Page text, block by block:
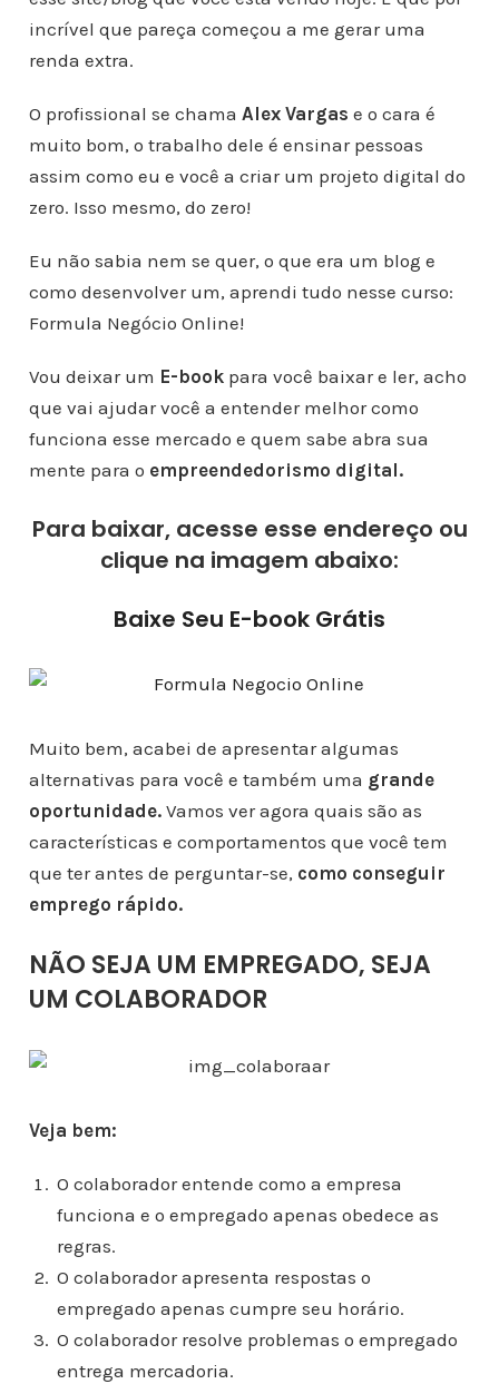
incrível que pareça começou a me gerar uma
renda extra.
O profissional se chama Alex Vargas e o cara é
muito bom, o trabalho dele é ensinar pessoas
assim como eu e você a criar um projeto digital do
zero. Isso mesmo, do zero!
Eu não sabia nem se quer, o que era um blog e
como desenvolver um, aprendi tudo nesse curso:
Formula Negócio Online!
Vou deixar um E-bookpara você baixar e ler, acho
que vai ajudar você a entender melhor como
funciona esse mercado e quem sabe abra sua
mente para o empreendedorismo digital.
Para baixar, acesse esse endereço ou
clique na imagem abaixo:
Baixe Seu E-book Grátis
Muito bem, acabei de apresentar algumas
alternativas para você e também uma grande
oportunidade.Vamos ver agora quais são as
características e comportamentos que você tem
que ter antes de perguntar-se, como conseguir
emprego rápido.
NÃO SEJA UM EMPREGADO, SEJA
UM COLABORADOR
Veja bem:
O colaborador entende como a empresa
funciona e o empregado apenas obedece as
regras.
O colaborador apresenta respostas o
empregado apenas cumpre seu horário.
O colaborador resolve problemas o empregado
entrega mercadoria.